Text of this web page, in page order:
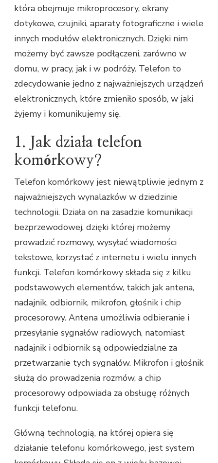
która obejmuje mikroprocesory, ekrany
dotykowe, czujniki, aparaty fotograficzne i wiele
innych modułów elektronicznych. Dzięki nim
możemy być zawsze podłączeni, zarówno w
domu, w pracy, jak i w podróży. Telefon to
zdecydowanie jedno z najważniejszych urządzeń
elektronicznych, które zmieniło sposób, w jaki
żyjemy i komunikujemy się.
1. Jak działa telefon
komórkowy?
Telefon komórkowy jest niewątpliwie jednym z
najważniejszych wynalazków w dziedzinie
technologii. Działa on na zasadzie komunikacji
bezprzewodowej, dzięki której możemy
prowadzić rozmowy, wysyłać wiadomości
tekstowe, korzystać z internetu i wielu innych
funkcji. Telefon komórkowy składa się z kilku
podstawowych elementów, takich jak antena,
nadajnik, odbiornik, mikrofon, głośnik i chip
procesorowy. Antena umożliwia odbieranie i
przesyłanie sygnałów radiowych, natomiast
nadajnik i odbiornik są odpowiedzialne za
przetwarzanie tych sygnałów. Mikrofon i głośnik
służą do prowadzenia rozmów, a chip
procesorowy odpowiada za obsługę różnych
funkcji telefonu.
Główną technologią, na której opiera się
działanie telefonu komórkowego, jest system